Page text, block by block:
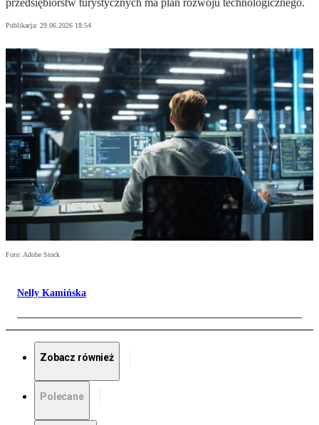
przedsiębiorstw turystycznych ma plan rozwoju technologicznego.
Publikacja: 29.06.2026 18:54
Foto: Adobe Stock
Nelly Kamińska
Zobacz również
Polecane